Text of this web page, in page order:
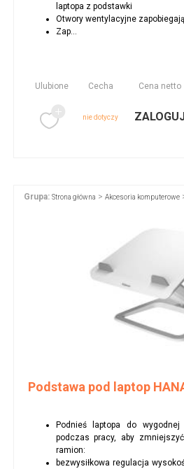
laptopa z podstawki
Otwory wentylacyjne
Zap...
Ulubione Cecha Cena netto
nie dotyczy
Grupa: Strona główna > Akcesoria komputerowe
Podstawa pod laptop
Podnieś laptopa do
podczas pracy, aby
ramion:
bezwysiłkowa regulacja